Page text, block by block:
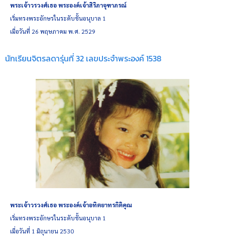
พระเจ้าวรวงศ์เธอ พระองค์เจ้าสิริภาจุฑาภรณ์
เริ่มทรงพระอักษรในระดับชั้นอนุบาล 1
เมื่อวันที่ 26 พฤษภาคม พ.ศ. 2529
นักเรียนจิตรลดารุ่นที่ 32 เลขประจำพระองค์ 1538
พระเจ้าวรวงศ์เธอ พระองค์เจ้าอทิตยาทรกิติคุณ
เริ่มทรงพระอักษรในระดับชั้นอนุบาล 1
เมื่อวันที่ 1 มิถุนายน 2530